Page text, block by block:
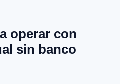
operar con
sin banco